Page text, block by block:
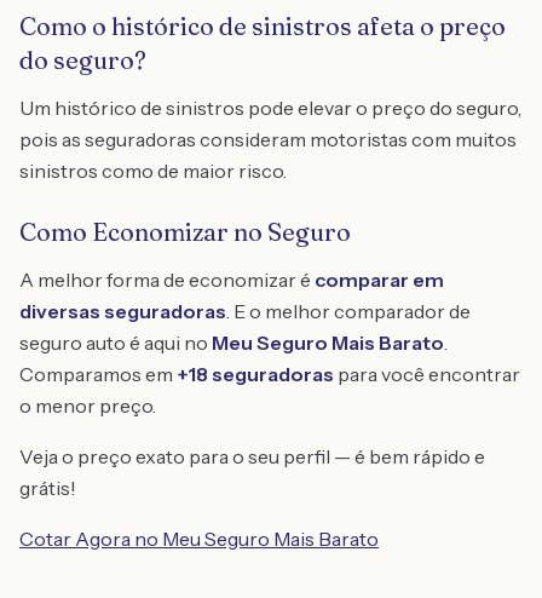
Como o histórico de sinistros afeta o preço
do seguro?
Um histórico de sinistros pode elevar o preço do seguro,
pois as seguradoras consideram motoristas com muitos
sinistros como de maior risco.
Como Economizar no Seguro
A melhor forma de economizar é comparar em
diversas seguradoras. E o melhor comparador de
seguro auto é aqui no Meu Seguro Mais Barato.
Comparamos em +18 seguradoras para você encontrar
o menor preço.
Veja o preço exato para o seu perfil — é bem rápido e
grátis!
Cotar Agora no Meu Seguro Mais Barato